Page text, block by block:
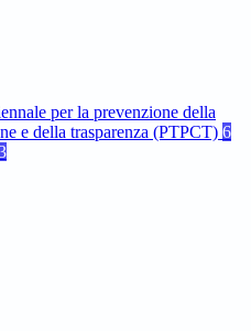
per la prevenzione della
e della trasparenza (PTPCT) 6